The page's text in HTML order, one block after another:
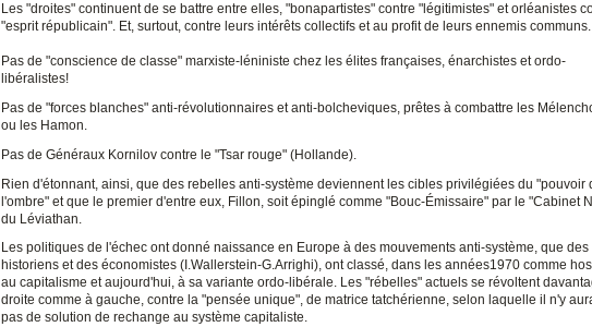
Les "droites" continuent de se battre entre elles, "bonapartistes" contre "légitimistes" et orléanistes
"esprit républicain". Et, surtout, contre leurs intérêts collectifs et au profit de leurs ennemis communs.
Pas de "conscience de classe" marxiste-léniniste chez les élites françaises, énarchistes et ordo-
libéralistes!
Pas de "forces blanches" anti-révolutionnaires et anti-bolcheviques, prêtes à combattre les
ou les Hamon.
Pas de Généraux Kornilov contre le "Tsar rouge" (Hollande).
Rien d'étonnant, ainsi, que des rebelles anti-système deviennent les cibles privilégiées du "pouvoir
l'ombre" et que le premier d'entre eux, Fillon, soit épinglé comme "Bouc-Émissaire" par le "Cabinet
du Léviathan.
Les politiques de l'échec ont donné naissance en Europe à des mouvements anti-système, que des
historiens et des économistes (I.Wallerstein-G.Arrighi), ont classé, dans les années1970 comme
au capitalisme et aujourd'hui, à sa variante ordo-libérale. Les "rébelles" actuels se révoltent
droite comme à gauche, contre la "pensée unique", de matrice tatchérienne, selon laquelle il n'y
pas de solution de rechange au système capitaliste.